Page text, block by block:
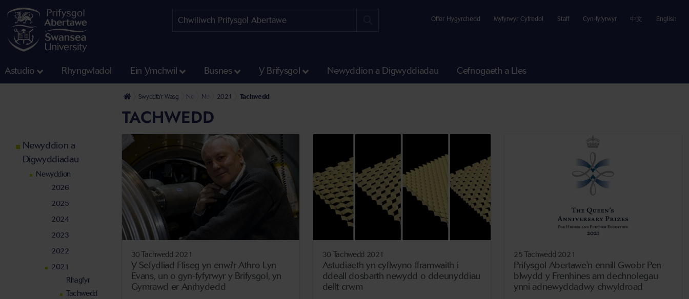
Offer Hygyrchedd Myfyrwyr Cyfredol Staff Cyn-fyfyrwyr 中文 English
Astudio Rhyngwladol Ein Ymchwil Busnes Y Brifysgol Newyddion a Digwyddiadau Cefnogaeth a Lles
Swyddfa'r Wasg Newyddion a Digwyddiadau
Newyddion
2021 Tachwedd
TACHWEDD
30 Tachwedd 2021
Y Sefydliad Ffiseg yn enwi'r Athro Lyn
Evans, un o gyn-fyfyrwyr y Brifysgol, yn
Gymrawd er Anrhydedd
30 Tachwedd 2021
Astudiaeth yn cyflwyno fframwaith i
ddeall dosbarth newydd o ddeunyddiau
dellt crwm
25 Tachwedd 2021
Prifysgol Abertawe'n ennill Gwobr Pen-
blwydd y Frenhines am dechnolegau
ynni adnewyddadwy chwyldroad
Newyddion a
Digwyddiadau
Newyddion
2026
2025
2024
2023
2022
2021
Rhagfyr
Tachwedd